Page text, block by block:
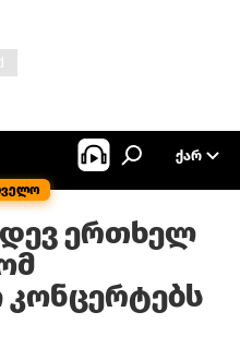
ᲥᲐᲠ
ერთხელ